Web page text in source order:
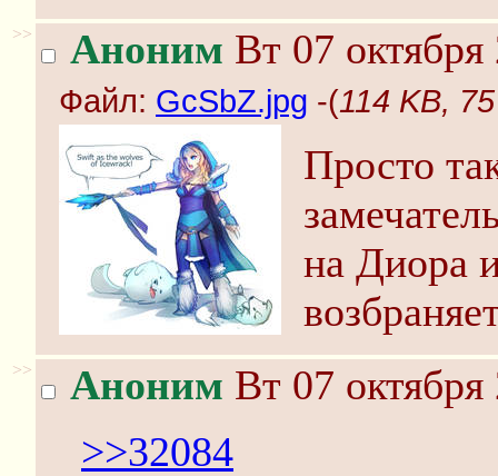
>> Аноним Вт 07
Файл: GcSbZ.jpg -(114 KB,
Просто
на Диора
>> Аноним Вт 07
>>32084